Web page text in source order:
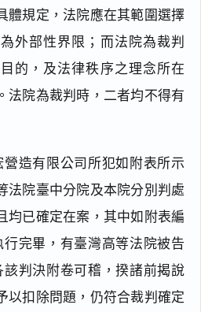
體規定，法院應在其範圍選擇
外部性界限；而法院為裁判
的，及法律秩序之理念所在
法院為裁判時，二者均不得有
造有限公司所犯如附表所示
法院臺中分院及本院分別判處
均已確定在案，其中如附表編
完畢，有臺灣高等法院被告
判決附卷可稽，揆諸前揭說
以扣除問題，仍符合裁判確定